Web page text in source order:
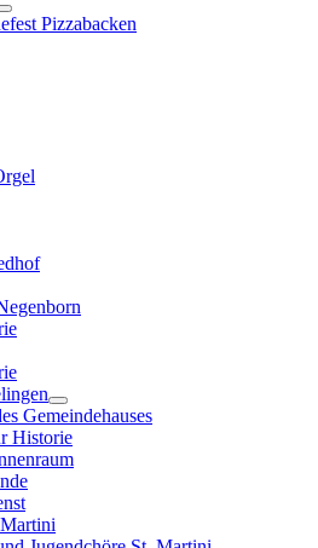
Pizzabacken
Gemeindehauses
Historie